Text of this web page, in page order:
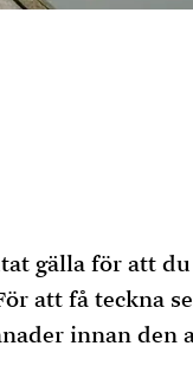
gälla för att
att få teckna
innan den